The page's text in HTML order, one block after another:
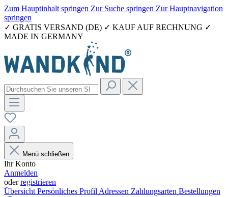
Zum Hauptinhalt springen Zur Suche springen Zur Hauptnavigation
springen
✓ GRATIS VERSAND (DE) ✓ KAUF AUF RECHNUNG ✓
MADE IN GERMANY
Menü schließen
Ihr Konto
Anmelden
oderregistrieren
Übersicht Persönliches Profil Adressen Zahlungsarten Bestellungen